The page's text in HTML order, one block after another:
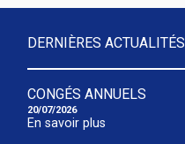
DERNIÈRES ACTUALITÉS
CONGÉS ANNUELS
20/07/2026
En savoir plus